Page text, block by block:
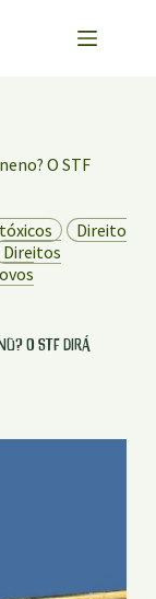
O STF
Direito
Direitos
O STF dirá